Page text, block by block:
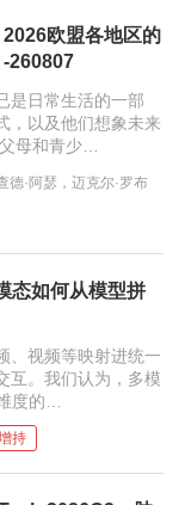
欧盟各地区的
260807
日常生活的一部
，以及他们想象未来
母和青少…
德·阿瑟，迈克尔·罗布
态如何从模型拼
视频等映射进统一
互。我们认为，多模
度的…
持